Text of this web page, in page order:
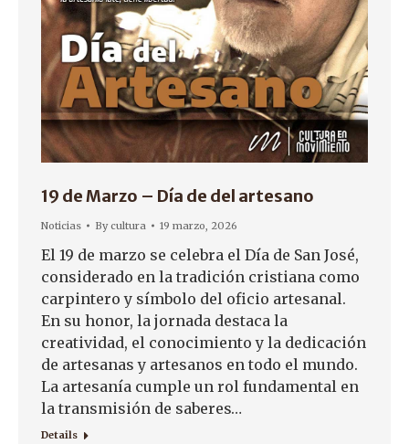
19 de Marzo – Día de del artesano
Noticias Bycultura 19 marzo, 2026
El 19 de marzo se celebra el Día de San José,
considerado en la tradición cristiana como
carpintero y símbolo del oficio artesanal.
En su honor, la jornada destaca la
creatividad, el conocimiento y la dedicación
de artesanas y artesanos en todo el mundo.
La artesanía cumple un rol fundamental en
la transmisión de saberes…
Details